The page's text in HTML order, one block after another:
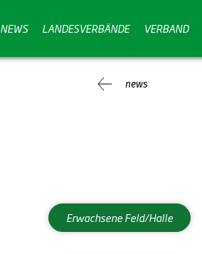
NEWS LANDESVERBÄNDE VERBAND
news
Erwachsene Feld/Halle